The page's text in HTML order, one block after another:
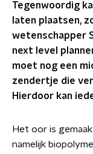
Tegenwoordig
laten plaatsen,
wetenschapper
next level
moet nog een
zendertje die
Hierdoor kan
Het oor is
namelijk